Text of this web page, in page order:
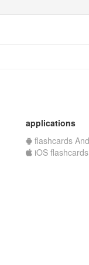
applications
flashcards
iOS flashcards